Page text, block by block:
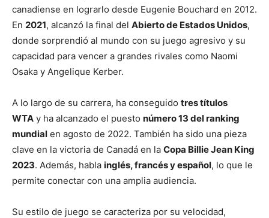
canadiense en lograrlo desde Eugenie Bouchard en 2012.
En 2021, alcanzó la final del Abierto de Estados Unidos,
donde sorprendió al mundo con su juego agresivo y su
capacidad para vencer a grandes rivales como Naomi
Osaka y Angelique Kerber.
A lo largo de su carrera, ha conseguido tres títulos
WTA y ha alcanzado el puesto número 13 del ranking
mundial en agosto de 2022. También ha sido una pieza
clave en la victoria de Canadá en la Copa Billie Jean King
2023. Además, habla inglés, francés y español, lo que le
permite conectar con una amplia audiencia.
Su estilo de juego se caracteriza por su velocidad,